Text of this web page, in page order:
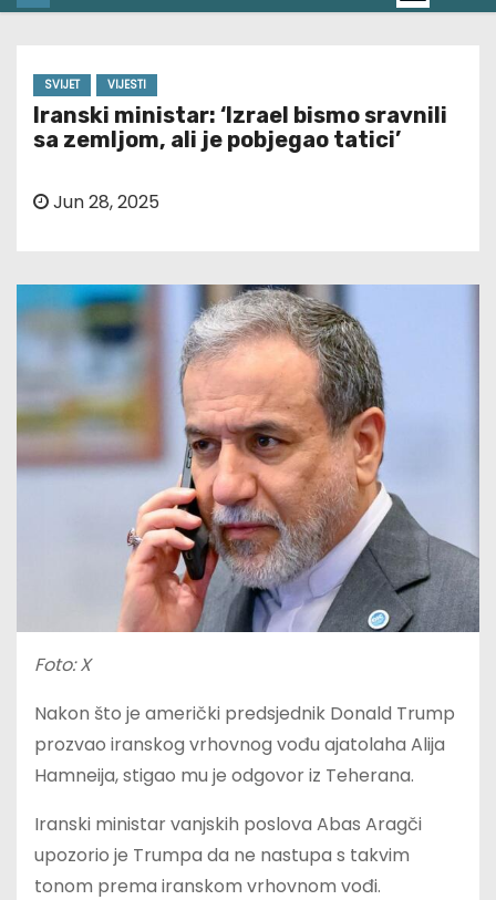
SVIJET VIJESTI
Iranski ministar: ‘Izrael bismo sravnili
sa zemljom, ali je pobjegao tatici’
Jun 28, 2025
Foto: X
Nakon što je američki predsjednik Donald Trump
prozvao iranskog vrhovnog vođu ajatolaha Alija
Hamneija, stigao mu je odgovor iz Teherana.
Iranski ministar vanjskih poslova Abas Aragči
upozorio je Trumpa da ne nastupa s takvim
tonom prema iranskom vrhovnom vođi.